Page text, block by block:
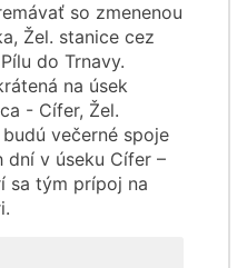
so zmenenou
Žel. stanice cez
do Trnavy.
na úsek
- Cífer, Žel.
večerné spoje
dní v úseku Cífer –
sa tým prípoj na